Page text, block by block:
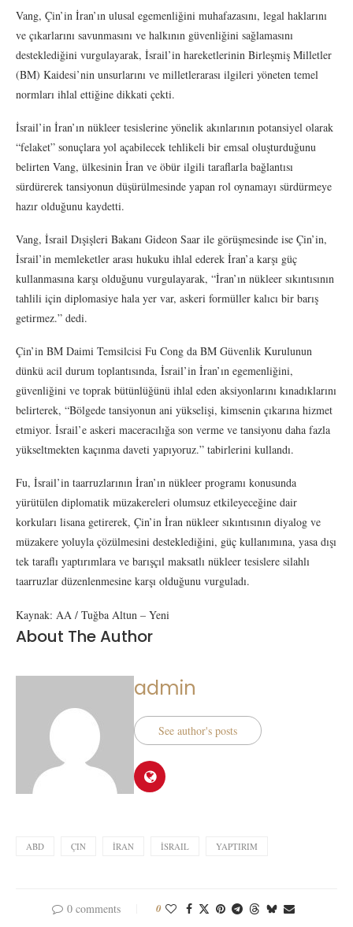
Vang, Çin’in İran’ın ulusal egemenliğini muhafazasını, legal haklarını
ve çıkarlarını savunmasını ve halkının güvenliğini sağlamasını
desteklediğini vurgulayarak, İsrail’in hareketlerinin Birleşmiş Milletler
(BM) Kaidesi’nin unsurlarını ve milletlerarası ilgileri yöneten temel
normları ihlal ettiğine dikkati çekti.
İsrail’in İran’ın nükleer tesislerine yönelik akınlarının potansiyel olarak
“felaket” sonuçlara yol açabilecek tehlikeli bir emsal oluşturduğunu
belirten Vang, ülkesinin İran ve öbür ilgili taraflarla bağlantısı
sürdürerek tansiyonun düşürülmesinde yapan rol oynamayı sürdürmeye
hazır olduğunu kaydetti.
Vang, İsrail Dışişleri Bakanı Gideon Saar ile görüşmesinde ise Çin’in,
İsrail’in memleketler arası hukuku ihlal ederek İran’a karşı güç
kullanmasına karşı olduğunu vurgulayarak, “İran’ın nükleer sıkıntısının
tahlili için diplomasiye hala yer var, askeri formüller kalıcı bir barış
getirmez.” dedi.
Çin’in BM Daimi Temsilcisi Fu Cong da BM Güvenlik Kurulunun
dünkü acil durum toplantısında, İsrail’in İran’ın egemenliğini,
güvenliğini ve toprak bütünlüğünü ihlal eden aksiyonlarını kınadıklarını
belirterek, “Bölgede tansiyonun ani yükselişi, kimsenin çıkarına hizmet
etmiyor. İsrail’e askeri maceracılığa son verme ve tansiyonu daha fazla
yükseltmekten kaçınma daveti yapıyoruz.” tabirlerini kullandı.
Fu, İsrail’in taarruzlarının İran’ın nükleer programı konusunda
yürütülen diplomatik müzakereleri olumsuz etkileyeceğine dair
korkuları lisana getirerek, Çin’in İran nükleer sıkıntısının diyalog ve
müzakere yoluyla çözülmesini desteklediğini, güç kullanımına, yasa dışı
tek taraflı yaptırımlara ve barışçıl maksatlı nükleer tesislere silahlı
taarruzlar düzenlenmesine karşı olduğunu vurguladı.
Kaynak: AA / Tuğba Altun – Yeni
About The Author
admin
See author's posts
ABD ÇIN İRAN İSRAIL YAPTIRIM
0 comments 0